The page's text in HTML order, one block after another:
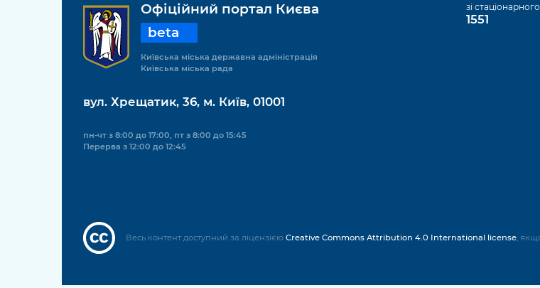
Офіційний портал Києва
beta
Київська міська державна адміністрація
Київська міська рада
вул. Хрещатик, 36, м. Київ, 01001
пн-чт з 8:00 до 17:00, пт з 8:00 до 15:45
Перерва з 12:00 до 12:45
зі
1551
Весь контент доступний за ліцензією Creative Commons Attribution 4.0 International license,